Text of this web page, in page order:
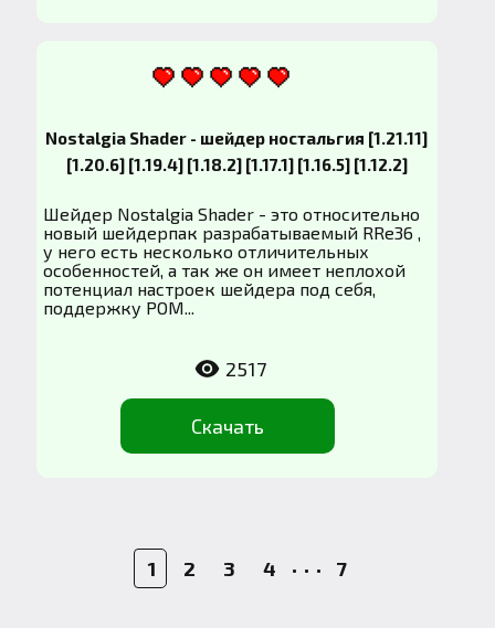
Nostalgia Shader - шейдер ностальгия [1.21.11]
[1.20.6] [1.19.4] [1.18.2] [1.17.1] [1.16.5] [1.12.2]
Шейдер Nostalgia Shader - это относительно
новый шейдерпак разрабатываемый RRe36 ,
у него есть несколько отличительных
особенностей, а так же он имеет неплохой
потенциал настроек шейдера под себя,
поддержку POM...
Скачать
2517
1 2 3 4 • • • 7